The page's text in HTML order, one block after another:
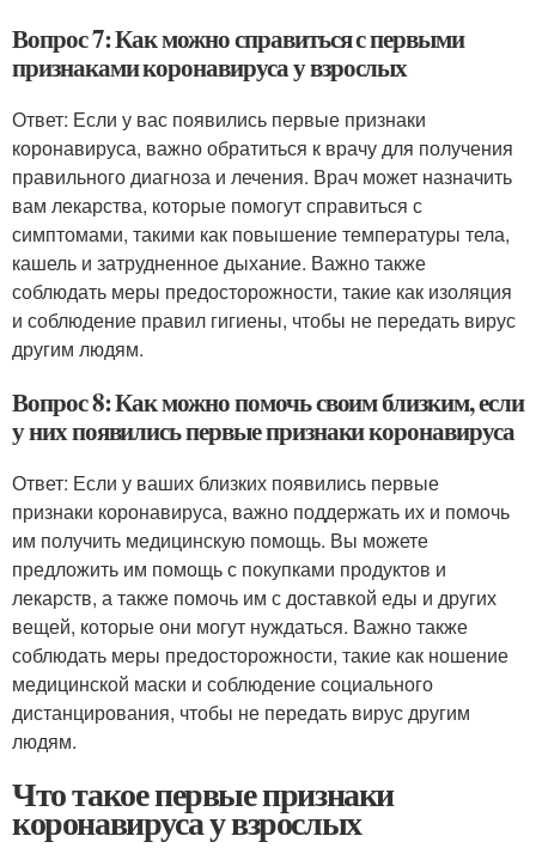
Вопрос 7: Как можно справиться с первыми
признаками коронавируса у взрослых
Ответ: Если у вас появились первые признаки
коронавируса, важно обратиться к врачу для получения
правильного диагноза и лечения. Врач может назначить
вам лекарства, которые помогут справиться с
симптомами, такими как повышение температуры тела,
кашель и затрудненное дыхание. Важно также
соблюдать меры предосторожности, такие как изоляция
и соблюдение правил гигиены, чтобы не передать вирус
другим людям.
Вопрос 8: Как можно помочь своим близким, если
у них появились первые признаки коронавируса
Ответ: Если у ваших близких появились первые
признаки коронавируса, важно поддержать их и помочь
им получить медицинскую помощь. Вы можете
предложить им помощь с покупками продуктов и
лекарств, а также помочь им с доставкой еды и других
вещей, которые они могут нуждаться. Важно также
соблюдать меры предосторожности, такие как ношение
медицинской маски и соблюдение социального
дистанцирования, чтобы не передать вирус другим
людям.
Что такое первые признаки
коронавируса у взрослых